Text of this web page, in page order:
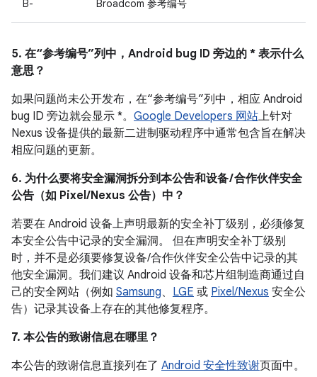
B- Broadcom 参考编号
5. 在“参考编号”列中，Android bug ID 旁边的 * 表示什么
意思？
如果问题尚未公开发布，在“参考编号”列中，相应 Android
bug ID 旁边就会显示 *。 Google Developers 网站上针对
Nexus 设备提供的最新二进制驱动程序中通常包含旨在解决
相应问题的更新。
6. 为什么要将安全漏洞拆分到本公告和设备 / 合作伙伴安全
公告（如 Pixel/Nexus 公告）中？
若要在 Android 设备上声明最新的安全补丁级别，必须修复
本安全公告中记录的安全漏洞。 但在声明安全补丁级别
时，并不是必须要修复设备/合作伙伴安全公告中记录的其
他安全漏洞。我们建议 Android 设备和芯片组制造商通过自
己的安全网站（例如 Samsung、 LGE 或 Pixel/Nexus 安全公
告）记录其设备上存在的其他修复程序。
7. 本公告的致谢信息在哪里？
本公告的致谢信息直接列在了 Android 安全性致谢页面中。